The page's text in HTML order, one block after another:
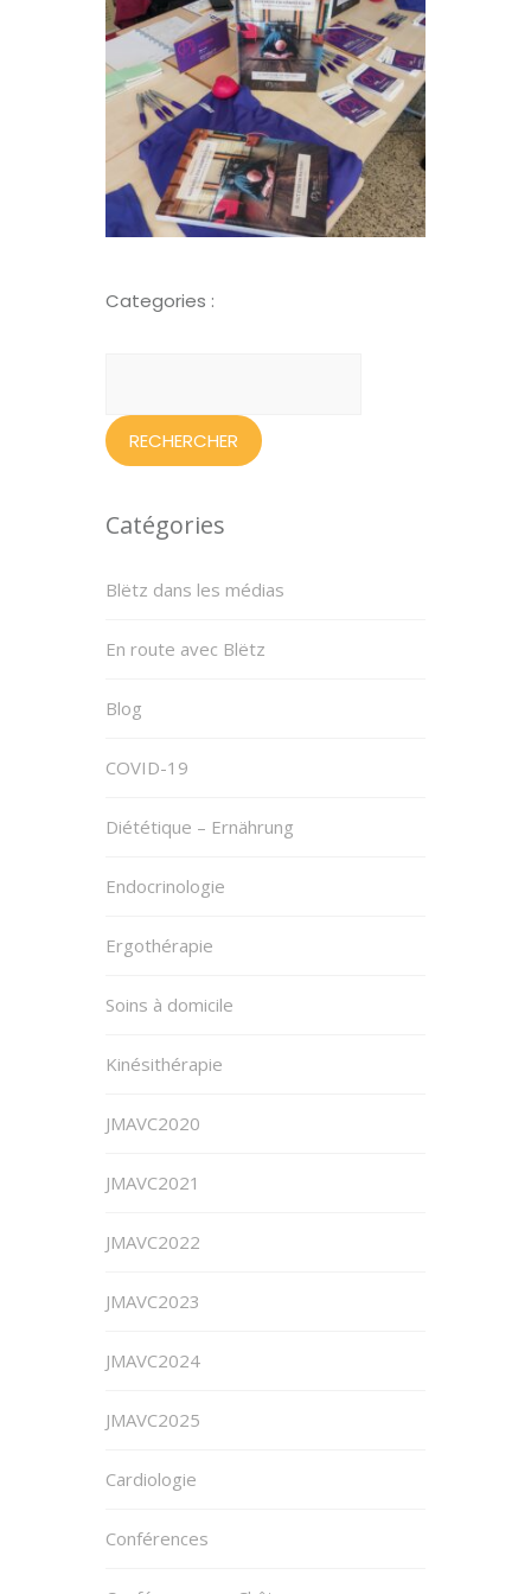
Categories :
Catégories
Blëtz dans les médias
En route avec Blëtz
Blog
COVID-19
Diététique – Ernährung
Endocrinologie
Ergothérapie
Soins à domicile
Kinésithérapie
JMAVC2020
JMAVC2021
JMAVC2022
JMAVC2023
JMAVC2024
JMAVC2025
Cardiologie
Conférences